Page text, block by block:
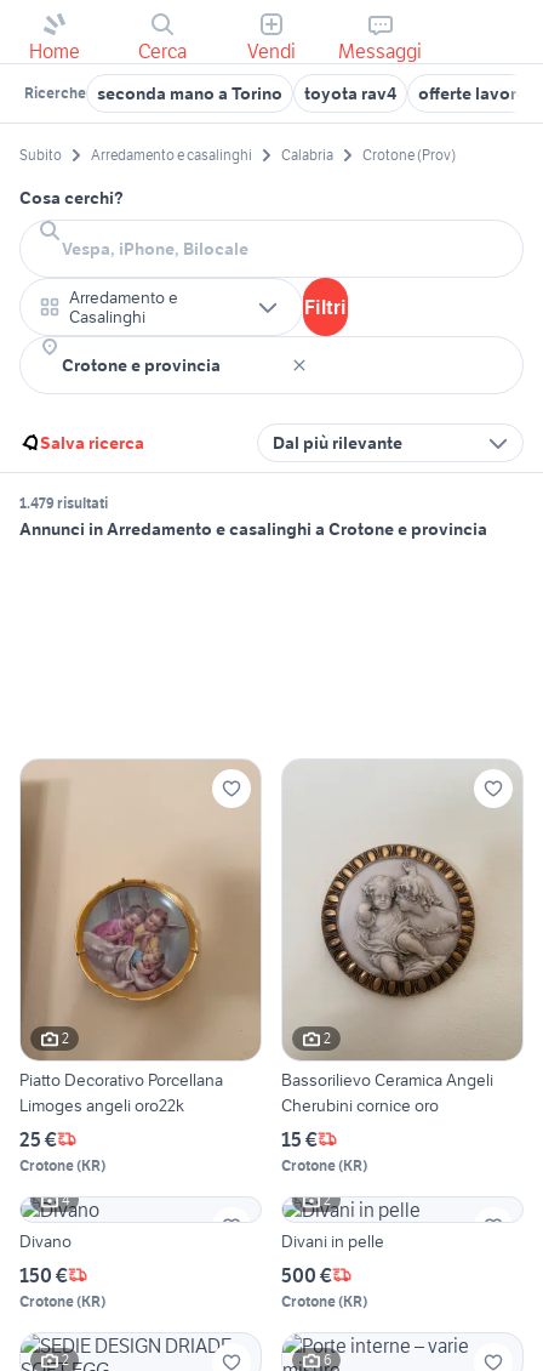
Home Cerca Vendi Messaggi
Ricerche seconda mano a Torino toyota rav4 offerte lavoro
Subito Arredamento e casalinghi Calabria Crotone (Prov)
Cosa cerchi?
Arredamento e
Casalinghi
Filtri
Salva ricerca Dal più rilevante
1.479 risultati
Annunci in Arredamento e casalinghi a Crotone e provincia
2
Piatto Decorativo Porcellana
Limoges angeli oro22k
25 €
Crotone(KR)
2
Bassorilievo Ceramica Angeli
Cherubini cornice oro
15 €
Crotone(KR)
4
Divano
150 €
Crotone(KR)
2
Divani in pelle
500 €
Crotone(KR)
2 6